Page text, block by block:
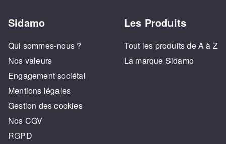
Sidamo
Qui sommes-nous ?
Nos valeurs
Engagement sociétal
Mentions légales
Gestion des cookies
Nos CGV
RGPD
Les Produits
Tout les produits de A à Z
La marque Sidamo